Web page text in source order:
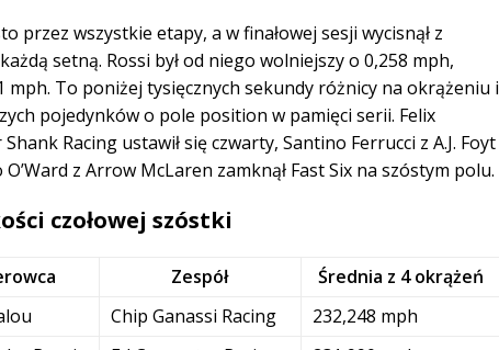
przez wszystkie etapy, a w finałowej sesji wycisnął z
setną. Rossi był od niego wolniejszy o 0,258 mph,
mph. To poniżej tysięcznych sekundy różnicy na okrążeniu i
pojedynków o pole position w pamięci serii. Felix
Racing ustawił się czwarty, Santino Ferrucci z A.J. Foyt
z Arrow McLaren zamknął Fast Six na szóstym polu.
czołowej szóstki
Zespół
Średnia z 4 okrążeń
Chip Ganassi Racing
232,248 mph